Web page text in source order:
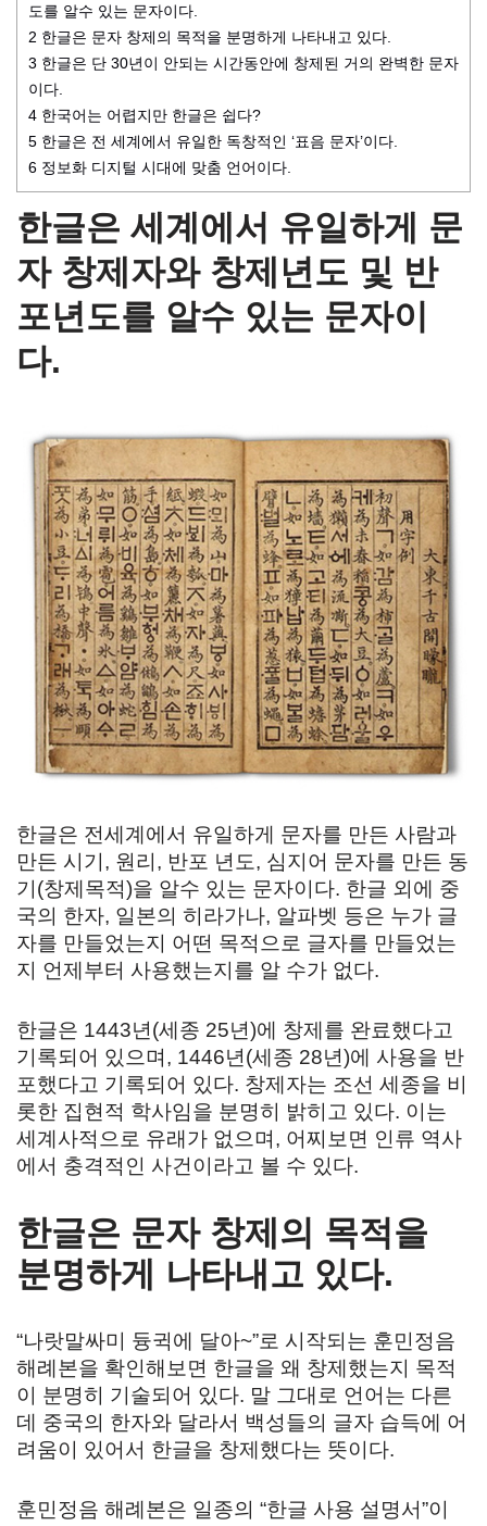
도를 알수 있는 문자이다.
2 한글은 문자 창제의 목적을 분명하게 나타내고 있다.
3 한글은 단 30년이 안되는 시간동안에 창제된 거의 완벽한 문자
이다.
4 한국어는 어렵지만 한글은 쉽다?
5 한글은 전 세계에서 유일한 독창적인 ‘표음 문자’이다.
6 정보화 디지털 시대에 맞춤 언어이다.
한글은 세계에서 유일하게 문
자 창제자와 창제년도 및 반
포년도를 알수 있는 문자이
다.
한글은 전세계에서 유일하게 문자를 만든 사람과
만든 시기, 원리, 반포 년도, 심지어 문자를 만든 동
기(창제목적)을 알수 있는 문자이다. 한글 외에 중
국의 한자, 일본의 히라가나, 알파벳 등은 누가 글
자를 만들었는지 어떤 목적으로 글자를 만들었는
지 언제부터 사용했는지를 알 수가 없다.
한글은 1443년(세종 25년)에 창제를 완료했다고
기록되어 있으며, 1446년(세종 28년)에 사용을 반
포했다고 기록되어 있다. 창제자는 조선 세종을 비
롯한 집현적 학사임을 분명히 밝히고 있다. 이는
세계사적으로 유래가 없으며, 어찌보면 인류 역사
에서 충격적인 사건이라고 볼 수 있다.
한글은 문자 창제의 목적을
분명하게 나타내고 있다.
“나랏말싸미 듕귁에 달아~”로 시작되는 훈민정음
해례본을 확인해보면 한글을 왜 창제했는지 목적
이 분명히 기술되어 있다. 말 그대로 언어는 다른
데 중국의 한자와 달라서 백성들의 글자 습득에 어
려움이 있어서 한글을 창제했다는 뜻이다.
훈민정음 해례본은 일종의 “한글 사용 설명서”이